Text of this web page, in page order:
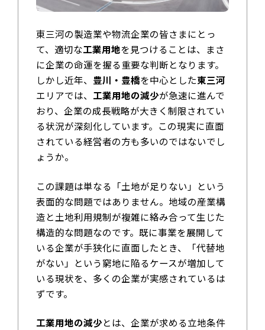
東三河の製造業や物流企業の皆さまにとっ
て、適切な工業用地を見つけることは、まさ
に企業の命運を握る重要な判断となります。
しかし近年、 豊川・豊橋を中心とした東三河
エリアでは、 工業用地の減少が急速に進んで
おり、企業の成長戦略が大きく制限されてい
る状況が深刻化しています。この現実に直面
されている経営者の方も多いのではないでし
ょうか。
この課題は単なる「土地が足りない」という
表面的な問題ではありません。地域の産業構
造と土地利用規制が複雑に絡み合って生じた
構造的な問題なのです。既に事業を展開して
いる企業が手狭化に直面したとき、「代替地
がない」という窮地に陥るケースが増加して
いる現状を、多くの企業が実感されているは
ずです。
工業用地の減少とは、企業が求める立地条件